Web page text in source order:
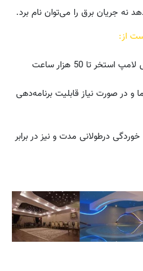
نه جریان برق را می‌توان نام برد.
از:
تا 50 هزار ساعت
و در صورت نیاز قابلیت برنامه‌دهی
درطولانی مدت و نیز در برابر